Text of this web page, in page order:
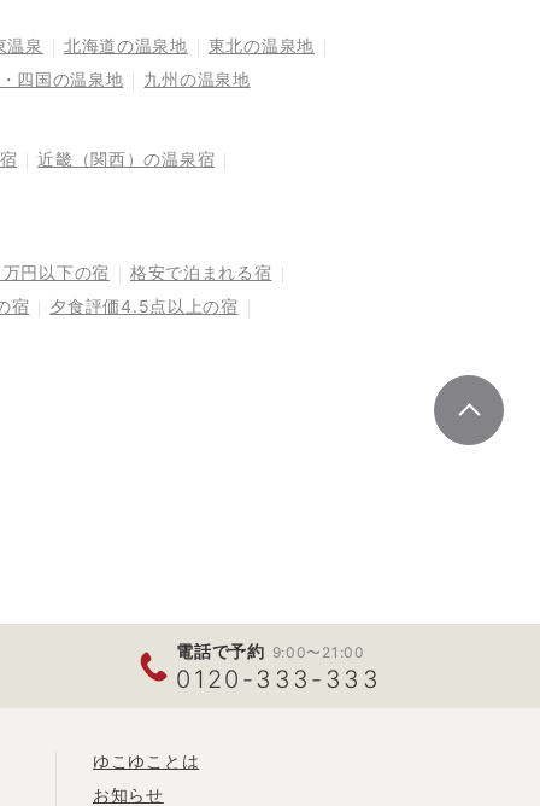
温泉 北海道の温泉地
東北の温泉地
四国の温泉地
九州の温泉地
近畿（関西）の温泉宿
円以下の宿
格安で泊まれる宿
宿
夕食評価4.5点以上の宿
電話で予約 9:00〜21:00
0120-333-333
ゆこゆことは
お知らせ